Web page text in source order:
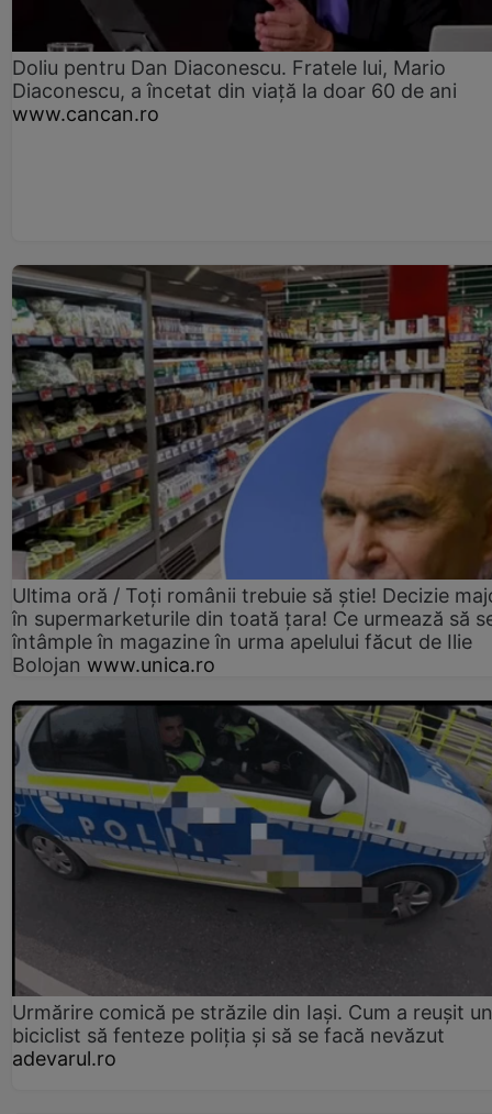
Doliu pentru Dan Diaconescu. Fratele lui, Mario
Diaconescu, a încetat din viață la doar 60 de ani
www.cancan.ro
Ultima oră / Toți românii trebuie să știe! Decizie
în supermarketurile din toată țara! Ce urmează să
întâmple în magazine în urma apelului făcut de Ilie
Bolojan www.unica.ro
Urmărire comică pe străzile din Iași. Cum a reușit un
biciclist să fenteze poliția și să se facă nevăzut
adevarul.ro